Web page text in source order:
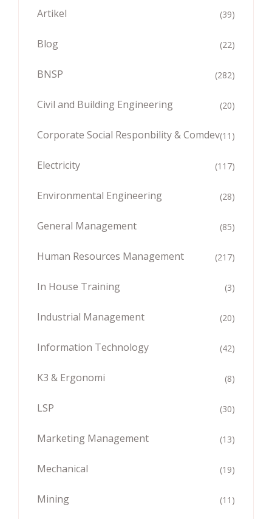
Artikel (39)
Blog (22)
BNSP (282)
Civil and Building Engineering (20)
Corporate Social Responbility & Comdev(11)
Electricity (117)
Environmental Engineering (28)
General Management (85)
Human Resources Management (217)
In House Training (3)
Industrial Management (20)
Information Technology (42)
K3 & Ergonomi (8)
LSP (30)
Marketing Management (13)
Mechanical (19)
Mining (11)